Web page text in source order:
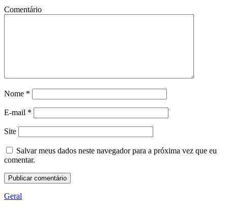
Comentário
Nome *
E-mail *
Site
Salvar meus dados neste navegador para a próxima vez que eu
comentar.
Geral